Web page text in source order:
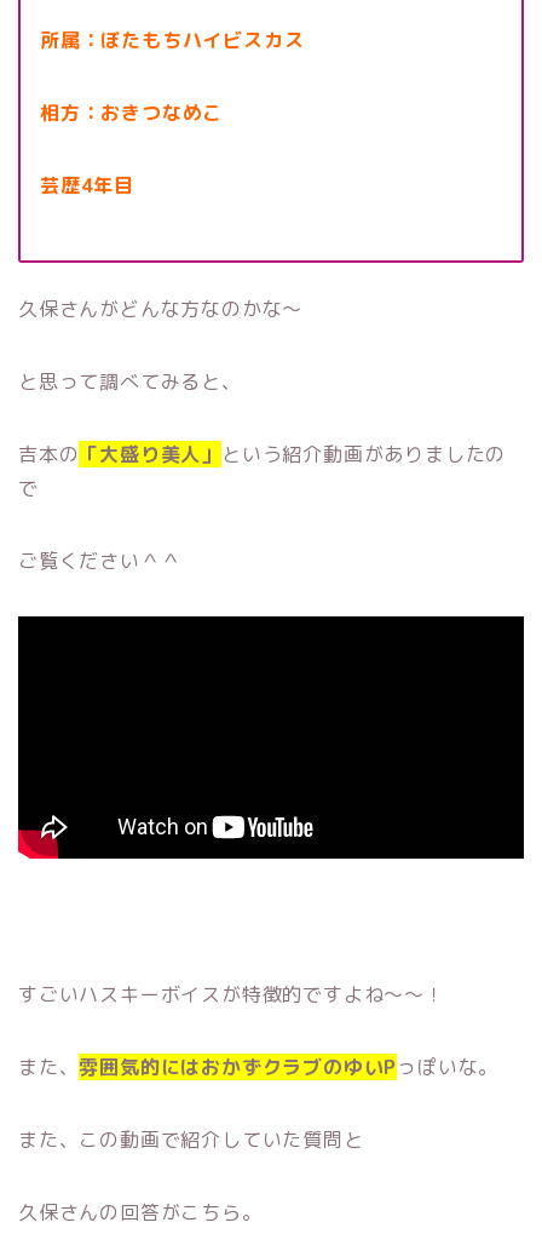
所属：ぼたもちハイビスカス
相方：おきつなめこ
芸歴4年目
久保さんがどんな方なのかな〜
と思って調べてみると、
吉本の 「大盛り美人」 という紹介動画がありましたの
で
ご覧ください＾＾
すごいハスキーボイスが特徴的ですよね〜〜！
また、 雰囲気的にはおかずクラブのゆいP っぽいな。
また、この動画で紹介していた質問と
久保さんの回答がこちら。